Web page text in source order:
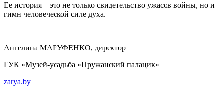
Ее история – это не только свидетельство ужасов войны, но и
гимн человеческой силе духа.
Ангелина МАРУФЕНКО, директор
ГУК «Музей-усадьба «Пружанский палацик»
zarya.by